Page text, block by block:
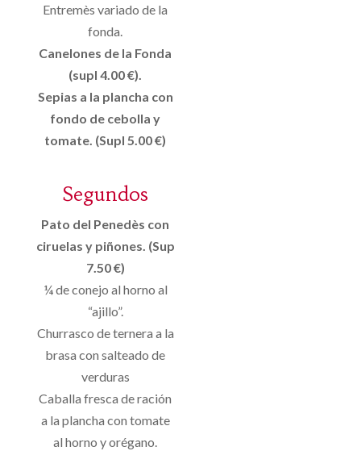
Entremès variado de la
fonda.
Canelones de la Fonda
(supl 4.00 €).
Sepias a la plancha con
fondo de cebolla y
tomate. (Supl 5.00 €)
Segundos
Pato del Penedès con
ciruelas y piñones. (Sup
7.50 €)
¼ de conejo al horno al
“ajillo”.
Churrasco de ternera a la
brasa con salteado de
verduras
Caballa fresca de ración
a la plancha con tomate
al horno y orégano.